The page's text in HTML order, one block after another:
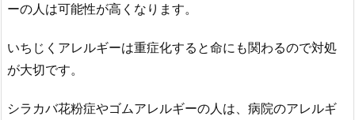
ーの人は可能性が高くなります。
いちじくアレルギーは重症化すると命にも関わるので対処
が大切です。
シラカバ花粉症やゴムアレルギーの人は、病院のアレルギ